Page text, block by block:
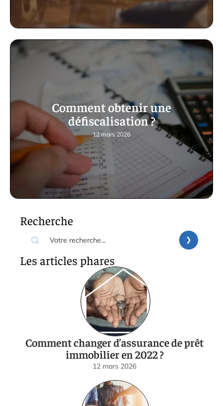
Comment obtenir une
défiscalisation ?
12 mars 2026
Recherche
Les articles phares
Comment changer d’assurance de prêt
immobilier en 2022 ?
12 mars 2026